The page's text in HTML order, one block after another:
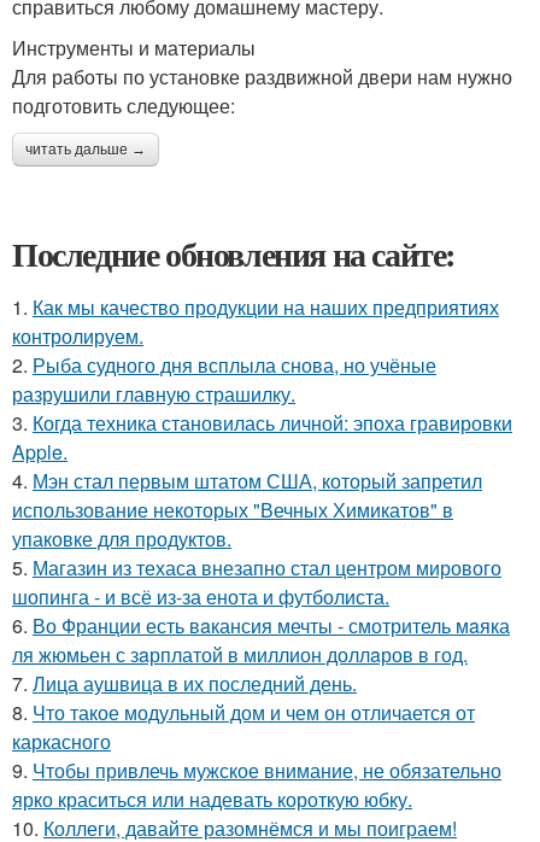
справиться любому домашнему мастеру.
Инструменты и материалы
Для работы по установке раздвижной двери нам нужно
подготовить следующее:
читать дальше →
Последние обновления на сайте:
1. Как мы качество продукции на наших предприятиях
контролируем.
2. Рыба судного дня всплыла снова, но учёные
разрушили главную страшилку.
3. Когда техника становилась личной: эпоха гравировки
Apple.
4. Мэн стал первым штатом США, который запретил
использование некоторых "Вечных Химикатов" в
упаковке для продуктов.
5. Магазин из техаса внезапно стал центром мирового
шопинга - и всё из-за енота и футболиста.
6. Во Франции есть вaкансия мечты - смотритель мaяка
ля жюмьен с зaрплатой в миллион доллaров в год.
7. Лица аушвица в их последний день.
8. Что такое модульный дом и чем он отличается от
каркасного
9. Чтобы привлечь мужское внимание, не обязательно
ярко краситься или надевать короткую юбку.
10. Коллеги, давайте разомнёмся и мы поиграем!